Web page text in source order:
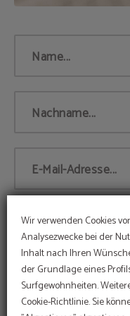
Wir verwenden Cookies
Analysezwecke bei der
Inhalt nach Ihren
der Grundlage eines
Surfgewohnheiten.
Cookie-Richtlinie. Sie
Name...
Nachname...
E-Mail-Adresse...
Telefonnummer...
Anmerkungen...
Erhalten
Im